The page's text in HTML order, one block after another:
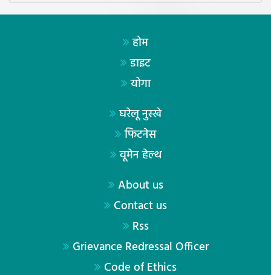
होम
डाइट
योगा
घरेलू नुस्खे
फिटनेस
वूमेन हेल्थ
About us
Contact us
Rss
Grievance Redressal Officer
Code of Ethics